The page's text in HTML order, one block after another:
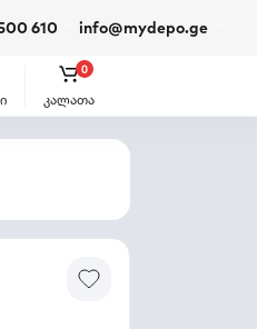
610 info@mydepo.ge
კალათა
0